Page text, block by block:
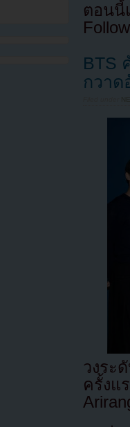
ตอนนี้
BTS
กวาด
วงระ
ครั้ง